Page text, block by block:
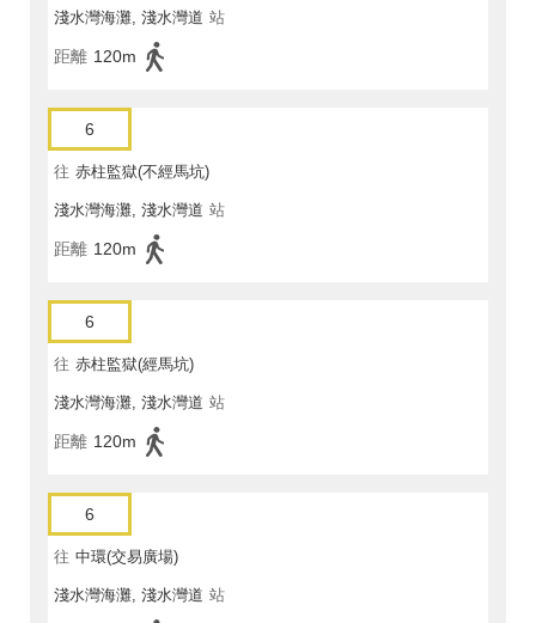
淺水灣海灘, 淺水灣道 站
距離 120m
6
往 赤柱監獄(不經馬坑)
淺水灣海灘, 淺水灣道 站
距離 120m
6
往 赤柱監獄(經馬坑)
淺水灣海灘, 淺水灣道 站
距離 120m
6
往 中環(交易廣場)
淺水灣海灘, 淺水灣道 站